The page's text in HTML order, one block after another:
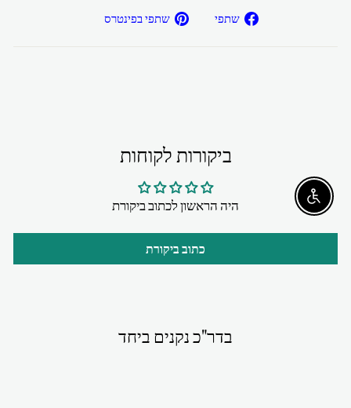
שתפי
שתפ/י שתפי בפינטרס
ביקורות לקוחות
היה הראשון לכתוב ביקורת
כתוב ביקורת
בדר"כ נקנים ביחד
Enable accessibility